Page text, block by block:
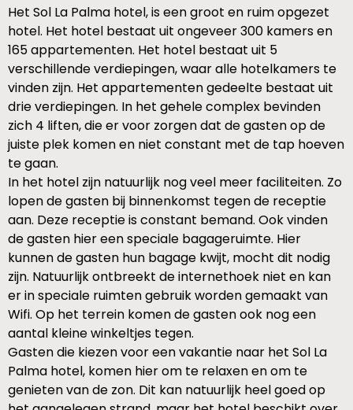
Het Sol La Palma hotel, is een groot en ruim opgezet
hotel. Het hotel bestaat uit ongeveer 300 kamers en
165 appartementen. Het hotel bestaat uit 5
verschillende verdiepingen, waar alle hotelkamers te
vinden zijn. Het appartementen gedeelte bestaat uit
drie verdiepingen. In het gehele complex bevinden
zich 4 liften, die er voor zorgen dat de gasten op de
juiste plek komen en niet constant met de tap hoeven
te gaan.
In het hotel zijn natuurlijk nog veel meer faciliteiten. Zo
lopen de gasten bij binnenkomst tegen de receptie
aan. Deze receptie is constant bemand. Ook vinden
de gasten hier een speciale bagageruimte. Hier
kunnen de gasten hun bagage kwijt, mocht dit nodig
zijn. Natuurlijk ontbreekt de internethoek niet en kan
er in speciale ruimten gebruik worden gemaakt van
Wifi. Op het terrein komen de gasten ook nog een
aantal kleine winkeltjes tegen.
Gasten die kiezen voor een vakantie naar het Sol La
Palma hotel, komen hier om te relaxen en om te
genieten van de zon. Dit kan natuurlijk heel goed op